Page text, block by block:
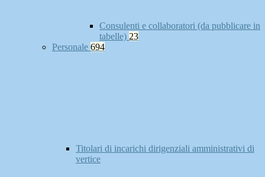
Consulenti e collaboratori (da pubblicare in
tabelle) 23
Personale 694
Titolari di incarichi dirigenziali amministrativi di
vertice